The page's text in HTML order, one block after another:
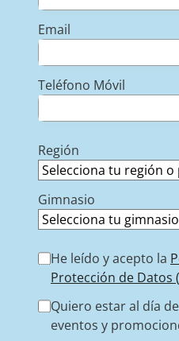
Email
Teléfono Móvil
Región
Gimnasio
He leído y acepto la
Protección de Datos
Quiero estar al día
eventos y